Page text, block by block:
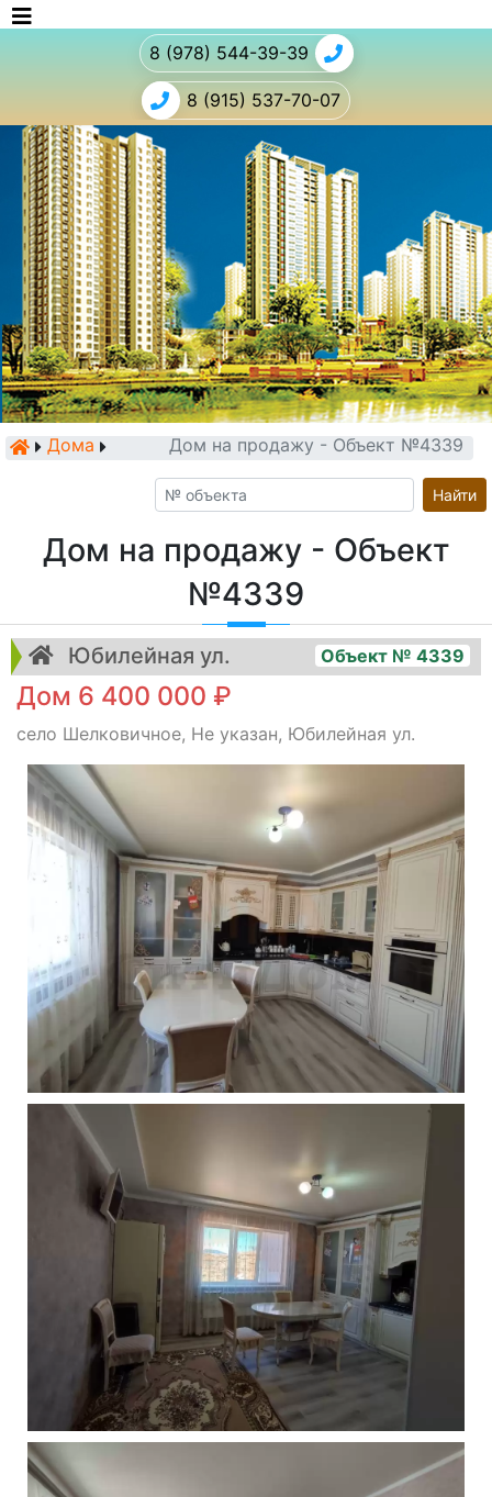
8 (978) 544-39-39
8 (915) 537-70-07
Дома Дом на продажу - Объект №4339
Найти
Дом на продажу - Объект
№4339
Юбилейная ул. Объект № 4339
Дом 6 400 000 ₽
село Шелковичное, Не указан, Юбилейная ул.